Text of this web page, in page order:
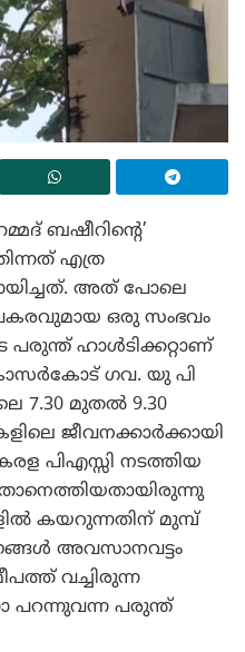
ബഷീറിന്റെ’
എത്ര
അത് പോലെ
ഒരു സംഭവം
പരുന്ത് ഹാൾടിക്കറ്റാണ്
ഗവ. യു പി
7.30 മുതൽ 9.30
ജീവനക്കാർക്കായി
പിഎസ്സി നടത്തിയ
കയറുന്നതിന് മുമ്പ്
അവസാനവട്ടം
വച്ചിരുന്ന
പറന്നുവന്ന പരുന്ത്